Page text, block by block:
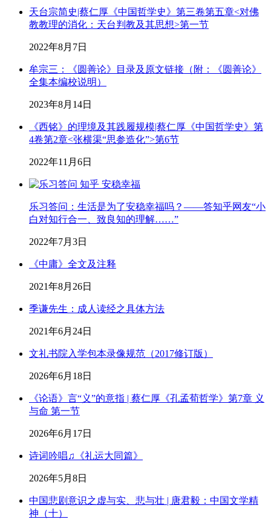
天台宗简史|蔡仁厚《中国哲学史》第三卷第五章<对佛
教教理的消化：天台判教及其思想>第一节
2022年8月7日
牟宗三：《圆善论》目录及原文链接（附：《圆善论》
全集本编校说明）
2023年8月14日
《西铭》的理境及其践履规模|蔡仁厚《中国哲学史》第
4卷第2章<张横渠“思参造化”>第6节
2022年11月6日
乐习答问：生活是为了安稳幸福吗？——答知乎网友“小
白对知行合一、致良知的理解……”
2022年7月3日
《中庸》全文及注释
2021年8月26日
季谦先生：成人读经之具体方法
2021年6月24日
文礼书院入学包本录像规范（2017修订版）
2026年6月18日
《论语》言“义”的意指 | 蔡仁厚《孔孟荀哲学》第7章 义
与命 第一节
2026年6月17日
诗词吟唱♫《礼运大同篇》
2026年5月8日
中国悲剧意识之虚与实、悲与壮 | 唐君毅：中国文学精
神（十）